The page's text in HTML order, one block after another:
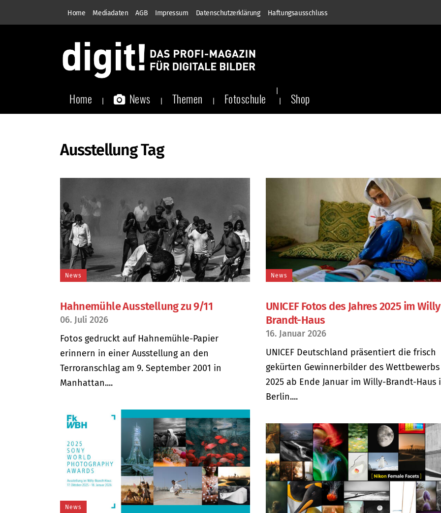
Home Mediadaten AGB Impressum Datenschutzerklärung Haftungsausschluss
Home News Themen Fotoschule Shop
Ausstellung Tag
News
Hahnemühle Ausstellung zu 9/11
06. Juli 2026
Fotos gedruckt auf Hahnemühle-Papier
erinnern in einer Ausstellung an den
Terroranschlag am 9. September 2001 in
Manhattan....
News
UNICEF Fotos des Jahres 2025 im
Brandt-Haus
16. Januar 2026
UNICEF Deutschland präsentiert die frisch
gekürten Gewinnerbilder des Wettbewerbs
2025 ab Ende Januar im Willy-Brandt-Haus
Berlin....
News